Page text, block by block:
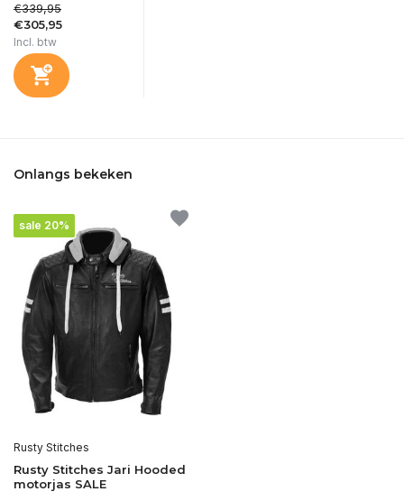
€339,95
€305,95
Incl. btw
Onlangs bekeken
sale 20%
Rusty Stitches
Rusty Stitches Jari Hooded
motorjas SALE